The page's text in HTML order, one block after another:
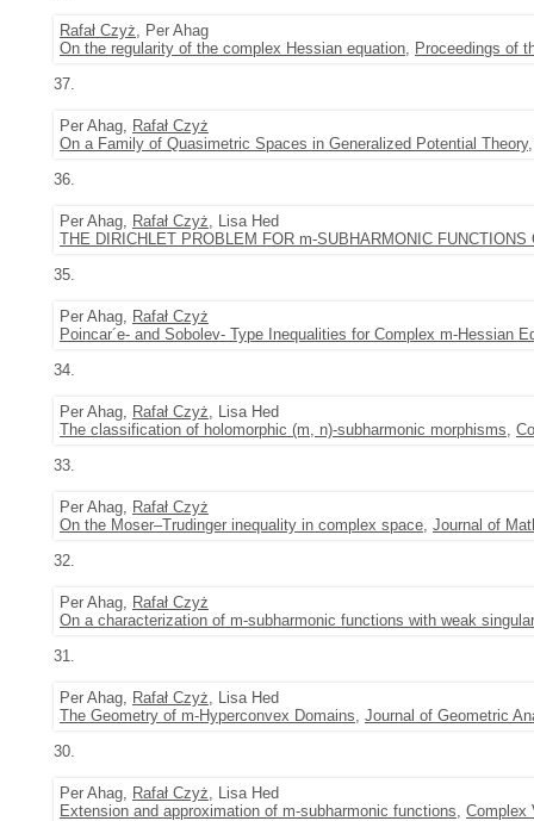
Rafał Czyż, Per Ahag
On the regularity of the complex Hessian equation, Proceedings of
37.
Per Ahag, Rafał Czyż
On a Family of Quasimetric Spaces in Generalized Potential Theory
36.
Per Ahag, Rafał Czyż, Lisa Hed
THE DIRICHLET PROBLEM FOR m-SUBHARMONIC FUNCTIONS
35.
Per Ahag, Rafał Czyż
Poincar´e- and Sobolev- Type Inequalities for Complex m-Hessian
34.
Per Ahag, Rafał Czyż, Lisa Hed
The classification of holomorphic (m, n)-subharmonic morphisms,
33.
Per Ahag, Rafał Czyż
On the Moser–Trudinger inequality in complex space, Journal of
32.
Per Ahag, Rafał Czyż
On a characterization of m-subharmonic functions with weak
31.
Per Ahag, Rafał Czyż, Lisa Hed
The Geometry of m-Hyperconvex Domains, Journal of Geometric
30.
Per Ahag, Rafał Czyż, Lisa Hed
Extension and approximation of m-subharmonic functions, Complex